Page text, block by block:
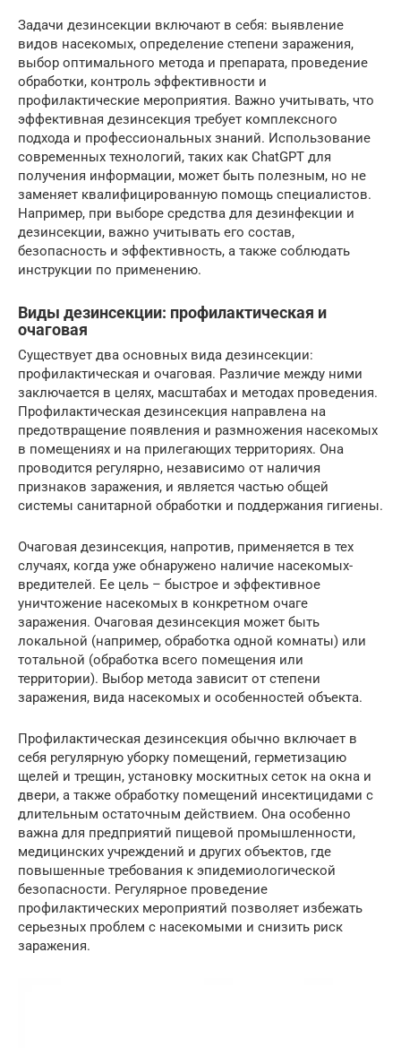
Задачи дезинсекции включают в себя: выявление
видов насекомых, определение степени заражения,
выбор оптимального метода и препарата, проведение
обработки, контроль эффективности и
профилактические мероприятия. Важно учитывать, что
эффективная дезинсекция требует комплексного
подхода и профессиональных знаний. Использование
современных технологий, таких как ChatGPT для
получения информации, может быть полезным, но не
заменяет квалифицированную помощь специалистов.
Например, при выборе средства для дезинфекции и
дезинсекции, важно учитывать его состав,
безопасность и эффективность, а также соблюдать
инструкции по применению.
Виды дезинсекции: профилактическая и
очаговая
Существует два основных вида дезинсекции:
профилактическая и очаговая. Различие между ними
заключается в целях, масштабах и методах проведения.
Профилактическая дезинсекция направлена на
предотвращение появления и размножения насекомых
в помещениях и на прилегающих территориях. Она
проводится регулярно, независимо от наличия
признаков заражения, и является частью общей
системы санитарной обработки и поддержания гигиены.
Очаговая дезинсекция, напротив, применяется в тех
случаях, когда уже обнаружено наличие насекомых-
вредителей. Ее цель – быстрое и эффективное
уничтожение насекомых в конкретном очаге
заражения. Очаговая дезинсекция может быть
локальной (например, обработка одной комнаты) или
тотальной (обработка всего помещения или
территории). Выбор метода зависит от степени
заражения, вида насекомых и особенностей объекта.
Профилактическая дезинсекция обычно включает в
себя регулярную уборку помещений, герметизацию
щелей и трещин, установку москитных сеток на окна и
двери, а также обработку помещений инсектицидами с
длительным остаточным действием. Она особенно
важна для предприятий пищевой промышленности,
медицинских учреждений и других объектов, где
повышенные требования к эпидемиологической
безопасности. Регулярное проведение
профилактических мероприятий позволяет избежать
серьезных проблем с насекомыми и снизить риск
заражения.